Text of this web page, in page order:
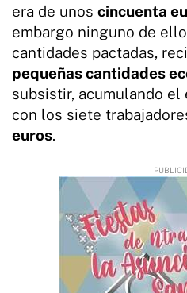
era de unos cincuenta
embargo ninguno de
cantidades pactadas,
pequeñas cantidades
subsistir, acumulando el
con los siete
euros.